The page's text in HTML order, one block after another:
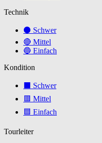
Technik
⚫ Schwer
🔴 Mittel
🔵 Einfach
Kondition
⬛ Schwer
🟥 Mittel
🟦 Einfach
Tourleiter